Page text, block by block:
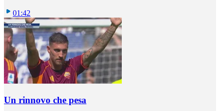
01:42
Un rinnovo che pesa